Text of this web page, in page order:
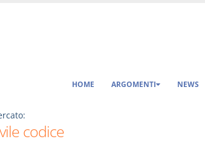
HOME ARGOMENTI NEWS
codice